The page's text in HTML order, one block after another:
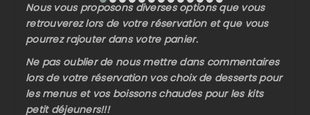
Nous vous proposons diverses options que vous
retrouverez lors de votre réservation et que vous
pourrez rajouter dans votre panier.
Ne pas oublier de nous mettre dans commentaires
lors de votre réservation vos choix de desserts pour
les menus et vos boissons chaudes pour les kits
petit déjeuners!!!